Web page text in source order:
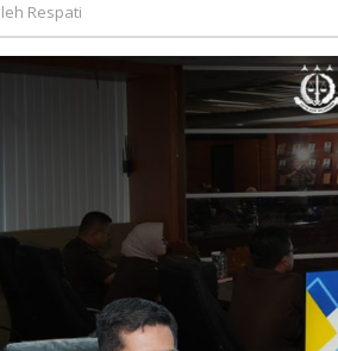
Berintegritas
Respati